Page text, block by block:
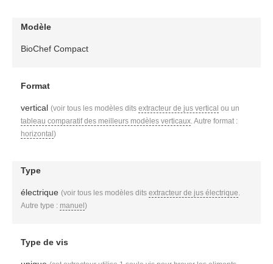
Modèle
BioChef Compact
Format
vertical (voir tous les modèles dits extracteur de jus vertical ou un
tableau comparatif des meilleurs modèles verticaux. Autre format :
horizontal )
Type
électrique (voir tous les modèles dits extracteur de jus électrique.
Autre type : manuel )
Type de vis